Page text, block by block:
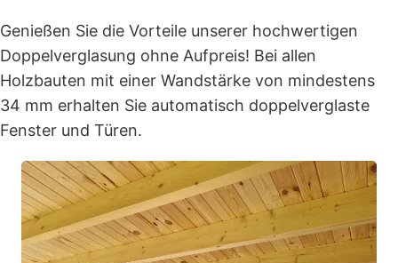
Genießen Sie die Vorteile unserer hochwertigen
Doppelverglasung ohne Aufpreis! Bei allen
Holzbauten mit einer Wandstärke von mindestens
34 mm erhalten Sie automatisch doppelverglaste
Fenster und Türen.